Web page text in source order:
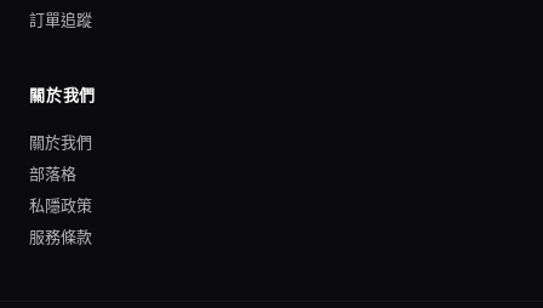
訂單追蹤
關於我們
關於我們
部落格
私隱政策
服務條款